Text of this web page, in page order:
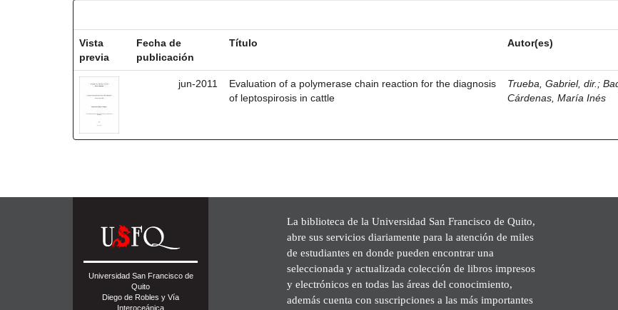
Vista
previa
Fecha de
publicación
Título Autor(es)
jun-2011
Evaluation of a polymerase chain reaction for the diagnosis
of leptospirosis in cattle
Trueba, Gabriel, dir. ;
Cárdenas, María Inés
Universidad San Francisco de
Quito
Diego de Robles y Vía
Interoceánica
La biblioteca de la Universidad San Francisco de Quito,
abre sus servicios diariamente para la atención de miles
de estudiantes en donde pueden encontrar una
seleccionada y actualizada colección de libros impresos
y electrónicos en todas las áreas del conocimiento,
además cuenta con suscripciones a las más importantes